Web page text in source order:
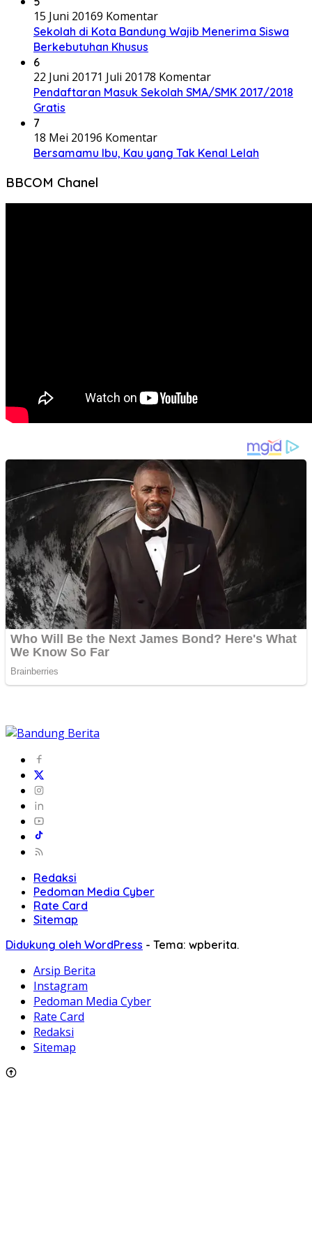
15 Juni 20169 Komentar
Sekolah di Kota Bandung Wajib Menerima Siswa
Berkebutuhan Khusus
6
22 Juni 20171 Juli 20178 Komentar
Pendaftaran Masuk Sekolah SMA/SMK 2017/2018
Gratis
7
18 Mei 20196 Komentar
Bersamamu Ibu, Kau yang Tak Kenal Lelah
BBCOM Chanel
Redaksi
Pedoman Media Cyber
Rate Card
Sitemap
Didukung oleh WordPress - Tema: wpberita.
Arsip Berita
Instagram
Pedoman Media Cyber
Rate Card
Redaksi
Sitemap